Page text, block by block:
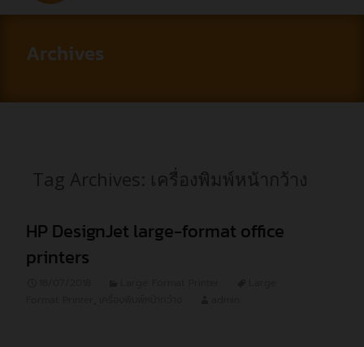
Archives
Tag Archives: เครื่องพิมพ์หน้ากว้าง
HP DesignJet large-format office
printers